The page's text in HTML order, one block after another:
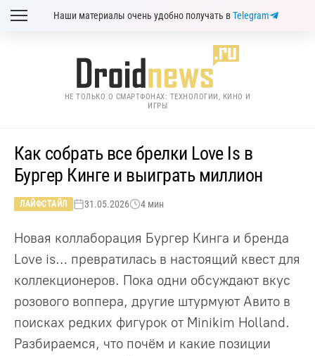
Наши материалы очень удобно получать вTelegram
НЕ ТОЛЬКО О СМАРТФОНАХ: ТЕХНОЛОГИИ, КИНО И
ИГРЫ
Как собрать все брелки Love Is в
Бургер Кинге и выиграть миллион
ЛАЙФСТАЙЛ 31.05.2026 4 мин
Новая коллаборация Бургер Кинга и бренда
Love is… превратилась в настоящий квест для
коллекционеров. Пока одни обсуждают вкус
розового воппера, другие штурмуют Авито в
поисках редких фигурок от Minikim Holland.
Разбираемся, что почём и какие позиции